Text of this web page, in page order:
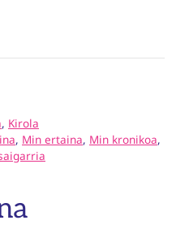
, Kirola
, Min ertaina, Min kronikoa,